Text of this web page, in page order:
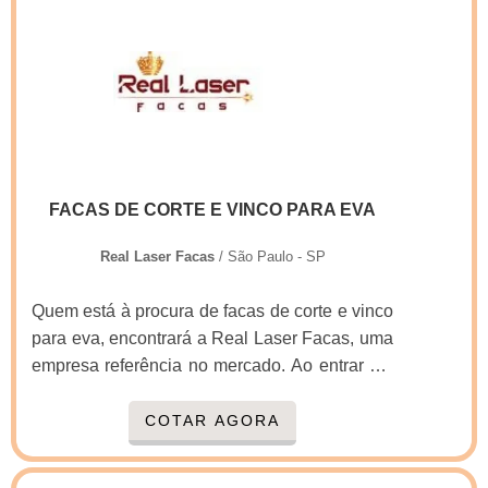
ser removido de suas medidas a fim de que
suas folgas sejam mantidas ori.
FACAS DE CORTE E VINCO PARA EVA
Real Laser Facas/ São Paulo - SP
Quem está à procura de facas de corte e vinco
para eva, encontrará a Real Laser Facas, uma
empresa referência no mercado. Ao entrar em
destaca no ramo, o cliente receberá um
suporte completo para sanar eventuais
dúvidas sobre o produto a ser adquirido.MAIS
COTAR AGORA